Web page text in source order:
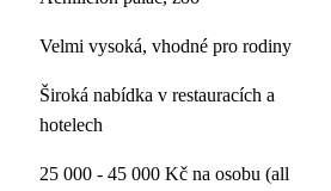
Velmi vysoká, vhodné pro rodiny
Široká nabídka v restauracích a
hotelech
25 000 - 45 000 Kč na osobu (all